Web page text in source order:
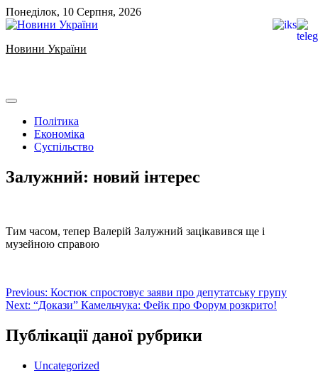
Skip
to
Понеділок, 10 Серпня, 2026
Новини України
Політика
Економіка
Суспільство
Залужний: новий інтерес
Тим часом, тепер Валерій Залужний зацікавився ще і
музейною справою
Навігація
записів
Previous: Костюк спростовує заяви про депутатську групу
Next: “Докази” Камельчука: Фейк про Форум розкрито!
Публікації даної рубрики
Uncategorized